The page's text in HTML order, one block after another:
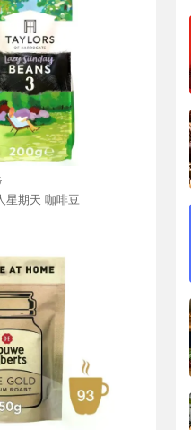
懒人星期天 咖啡豆